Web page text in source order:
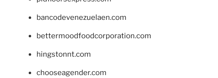
bancodevenezuelaen.com
bettermoodfoodcorporation.com
hingstonnt.com
chooseagender.com